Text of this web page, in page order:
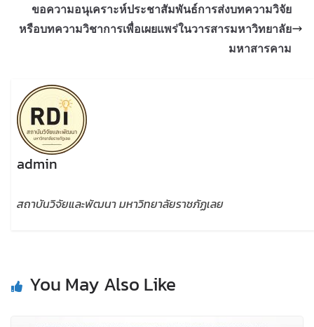
ขอความอนุเคราะห์ประชาสัมพันธ์การส่งบทความวิจัย
หรือบทความวิชาการเพื่อเผยแพร่ในวารสารมหาวิทยาลัย
มหาสารคาม
admin
สถาบันวิจัยและพัฒนา มหาวิทยาลัยราชภัฏเลย
You May Also Like